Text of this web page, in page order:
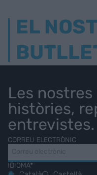
EL
Les
històries,
entrevistes.
CORREU ELECTRÒNIC
IDIOMA*